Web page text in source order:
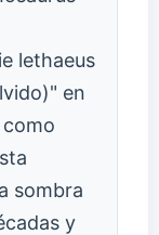
lethaeus
en
sombra
y